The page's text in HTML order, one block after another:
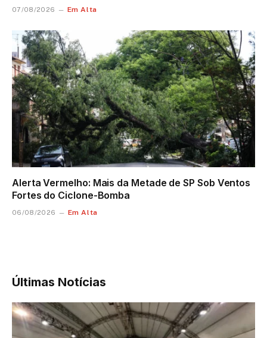
07/08/2026 Em Alta
Alerta Vermelho: Mais da Metade de SP Sob Ventos
Fortes do Ciclone-Bomba
06/08/2026 Em Alta
Últimas Notícias